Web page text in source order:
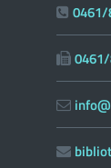
0461/